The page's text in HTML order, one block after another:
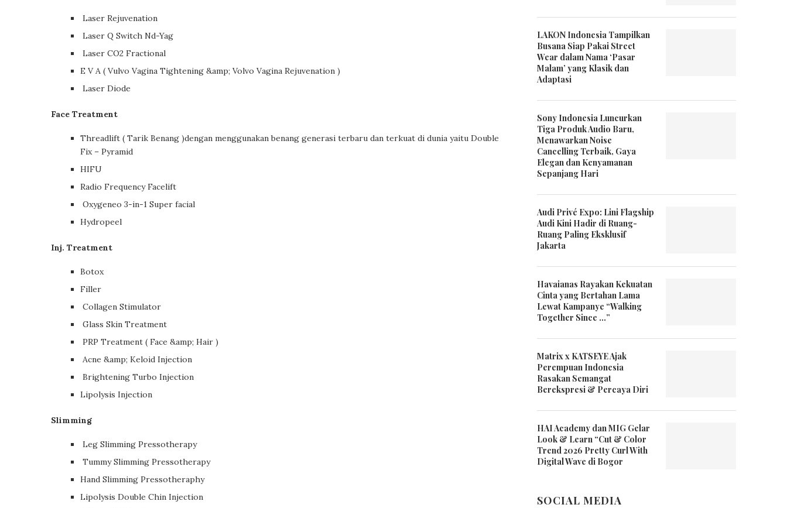
Laser Rejuvenation
Laser Q Switch Nd-Yag
Laser CO2 Fractional
E V A ( Vulvo Vagina Tightening &amp; Volvo Vagina Rejuvenation )
Laser Diode
Face Treatment
Threadlift ( Tarik Benang )dengan menggunakan benang generasi terbaru dan terkuat di dunia yaitu Double
Fix – Pyramid
HIFU
Radio Frequency Facelift
Oxygeneo 3-in-1 Super facial
Hydropeel
Inj. Treatment
Botox
Filler
Collagen Stimulator
Glass Skin Treatment
PRP Treatment ( Face &amp; Hair )
Acne &amp; Keloid Injection
Brightening Turbo Injection
Lipolysis Injection
Slimming
Leg Slimming Pressotherapy
Tummy Slimming Pressotherapy
Hand Slimming Pressotheraphy
Lipolysis Double Chin Injection
LAKON Indonesia Tampilkan
Busana Siap Pakai Street
Wear dalam Nama ‘Pasar
Malam’ yang Klasik dan
Adaptasi
Sony Indonesia Luncurkan
Tiga Produk Audio Baru,
Menawarkan Noise
Cancelling Terbaik, Gaya
Elegan dan Kenyamanan
Sepanjang Hari
Audi Privé Expo: Lini Flagship
Audi Kini Hadir di Ruang-
Ruang Paling Eksklusif
Jakarta
Havaianas Rayakan Kekuatan
Cinta yang Bertahan Lama
Lewat Kampanye “Walking
Together Since …”
Matrix x KATSEYE Ajak
Perempuan Indonesia
Rasakan Semangat
Berekspresi & Percaya Diri
HAI Academy dan MIG Gelar
Look & Learn “Cut & Color
Trend 2026 Pretty Curl With
Digital Wave di Bogor
SOCIAL MEDIA